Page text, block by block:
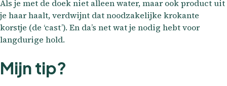
Als je met de doek niet alleen water, maar ook product uit
je haar haalt, verdwijnt dat noodzakelijke krokante
korstje (de ‘cast’). En da’s net wat je nodig hebt voor
langdurige hold.
Mijn tip?